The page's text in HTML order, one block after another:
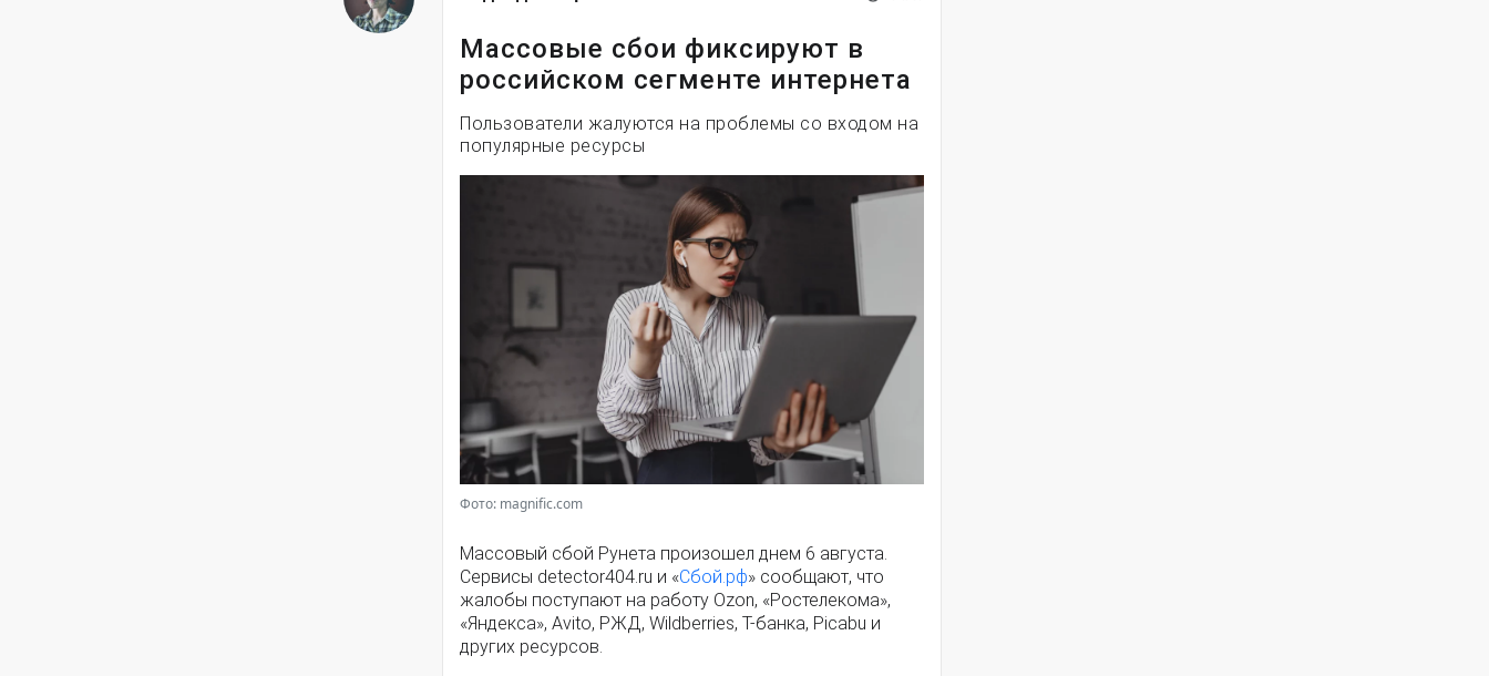
Массовые сбои фиксируют в
российском сегменте интернета
Пользователи жалуются на проблемы со входом на
популярные ресурсы
Фото: magnific.com
Массовый сбой Рунета произошел днем 6 августа.
Сервисы detector404.ru и «Сбой.рф» сообщают, что
жалобы поступают на работу Ozon, «Ростелекома»,
«Яндекса», Avito, РЖД, Wildberries, Т-банка, Picabu и
других ресурсов.